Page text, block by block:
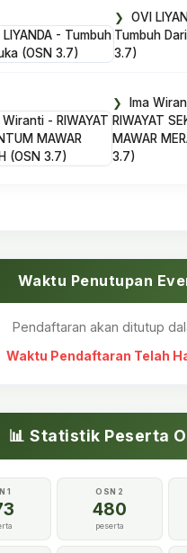
OVI
Tumbuh
3.7)
Ima
RIWAYAT
MAWAR
3.7)
Waktu Penutupan
Pendaftaran akan ditutup
Waktu Pendaftaran Telah
📊 Statistik Peserta
1 OSN 2
480
peserta